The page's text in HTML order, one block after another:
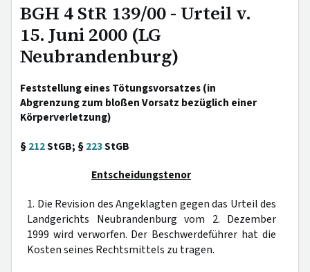
BGH 4 StR 139/00 - Urteil v.
15. Juni 2000 (LG
Neubrandenburg)
Feststellung eines Tötungsvorsatzes (in
Abgrenzung zum bloßen Vorsatz bezüglich einer
Körperverletzung)
§212StGB; §223StGB
Entscheidungstenor
1. Die Revision des Angeklagten gegen das Urteil des
Landgerichts Neubrandenburg vom 2. Dezember
1999 wird verworfen. Der Beschwerdeführer hat die
Kosten seines Rechtsmittels zu tragen.